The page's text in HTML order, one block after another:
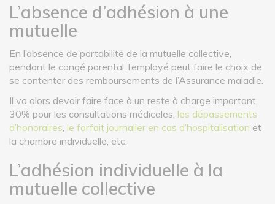
L’absence d’adhésion à une
mutuelle
En l’absence de portabilité de la mutuelle collective,
pendant le congé parental, l’employé peut faire le choix de
se contenter des remboursements de l’Assurance maladie.
Il va alors devoir faire face à un reste à charge important,
30% pour les consultations médicales, les dépassements
d’honoraires le forfait journalier en cas d’hospitalisation et
la chambre individuelle, etc.
L’adhésion individuelle à la
mutuelle collective